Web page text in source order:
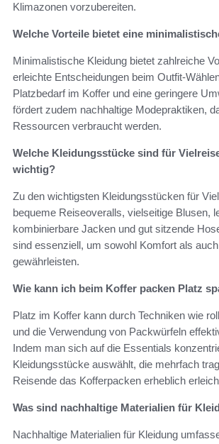
Klimazonen vorzubereiten.
Welche Vorteile bietet eine
Minimalistische Kleidung bietet zahlreiche
erleichte Entscheidungen beim Outfit-
Platzbedarf im Koffer und eine geringere
fördert zudem nachhaltige Modepraktiken,
Ressourcen verbraucht werden.
Welche Kleidungsstücke sind für
wichtig?
Zu den wichtigsten Kleidungsstücken für
bequeme Reiseoveralls, vielseitige Blusen,
kombinierbare Jacken und gut sitzende
sind essenziell, um sowohl Komfort als
gewährleisten.
Wie kann ich beim Koffer packen Platz
Platz im Koffer kann durch Techniken wie
und die Verwendung von Packwürfeln
Indem man sich auf die Essentials
Kleidungsstücke auswählt, die mehrfach
Reisende das Kofferpacken erheblich
Was sind nachhaltige Materialien für
Nachhaltige Materialien für Kleidung